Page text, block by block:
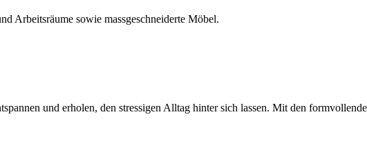
Arbeitsräume sowie massgeschneiderte Möbel.
und erholen, den stressigen Alltag hinter sich lassen. Mit den